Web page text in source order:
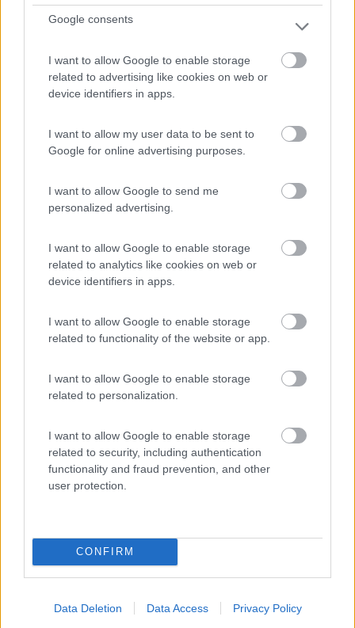
Google consents
I want to allow Google to enable storage
related to advertising like cookies on web or
device identifiers in apps.
I want to allow my user data to be sent to
Google for online advertising purposes.
I want to allow Google to send me
personalized advertising.
I want to allow Google to enable storage
related to analytics like cookies on web or
device identifiers in apps.
I want to allow Google to enable storage
related to functionality of the website or app.
I want to allow Google to enable storage
related to personalization.
I want to allow Google to enable storage
related to security, including authentication
functionality and fraud prevention, and other
user protection.
CONFIRM
Data Deletion Data Access Privacy Policy
Campeggio
Campeggio Ristorante Pizzeria Cima Piazzi
9 2
A 500 m dal borgo, campeggio immerso nel verde con
piazzo...